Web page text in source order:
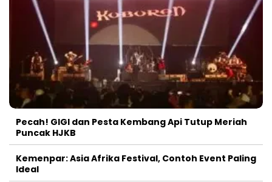
Pecah! GIGI dan Pesta Kembang Api Tutup Meriah
Puncak HJKB
Kemenpar: Asia Afrika Festival, Contoh Event Paling
Ideal